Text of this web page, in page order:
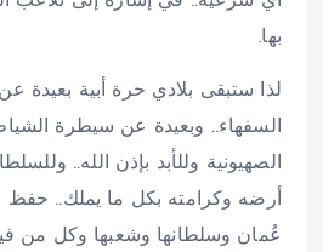
بها.
‏​لذا ستبقى بلادي حرة أبية بعيدة
السفهاء.. وبعيدة عن سيطرة
الصهيونية وللأبد بإذن الله..
أرضه وكرامته بكل ما يملك.. حفظ
عُمان وسلطانها وشعبها وكل من